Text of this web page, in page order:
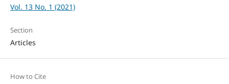
Vol. 13 No. 1 (2021)
Section
Articles
How to Cite